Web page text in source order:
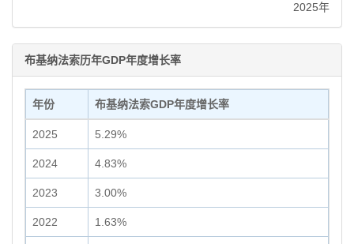
2025年
布基纳法索历年GDP年度增长率
年份 布基纳法索GDP年度增长率
2025 5.29%
2024 4.83%
2023 3.00%
2022 1.63%